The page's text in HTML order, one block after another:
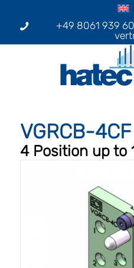
+49 8061 939
VGRCB-4CF
4 Position up to